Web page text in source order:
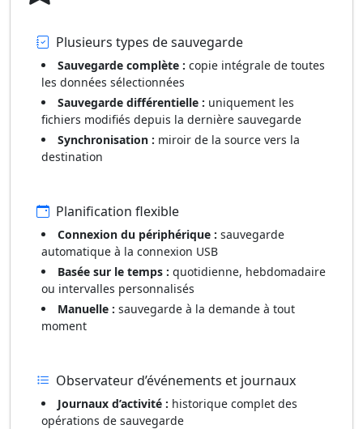
Plusieurs types de sauvegarde
Sauvegarde complète : copie intégrale de toutes
les données sélectionnées
Sauvegarde différentielle : uniquement les
fichiers modifiés depuis la dernière sauvegarde
Synchronisation : miroir de la source vers la
destination
Planification flexible
Connexion du périphérique : sauvegarde
automatique à la connexion USB
Basée sur le temps : quotidienne, hebdomadaire
ou intervalles personnalisés
Manuelle : sauvegarde à la demande à tout
moment
Observateur d’événements et journaux
Journaux d’activité : historique complet des
opérations de sauvegarde